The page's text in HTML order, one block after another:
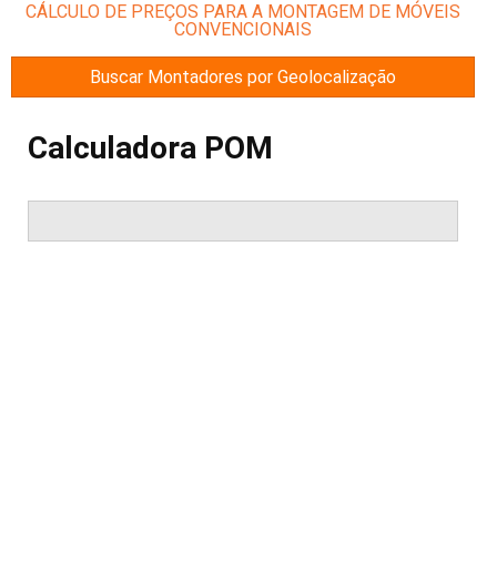
CÁLCULO DE PREÇOS PARA A MONTAGEM DE MÓVEIS
CONVENCIONAIS